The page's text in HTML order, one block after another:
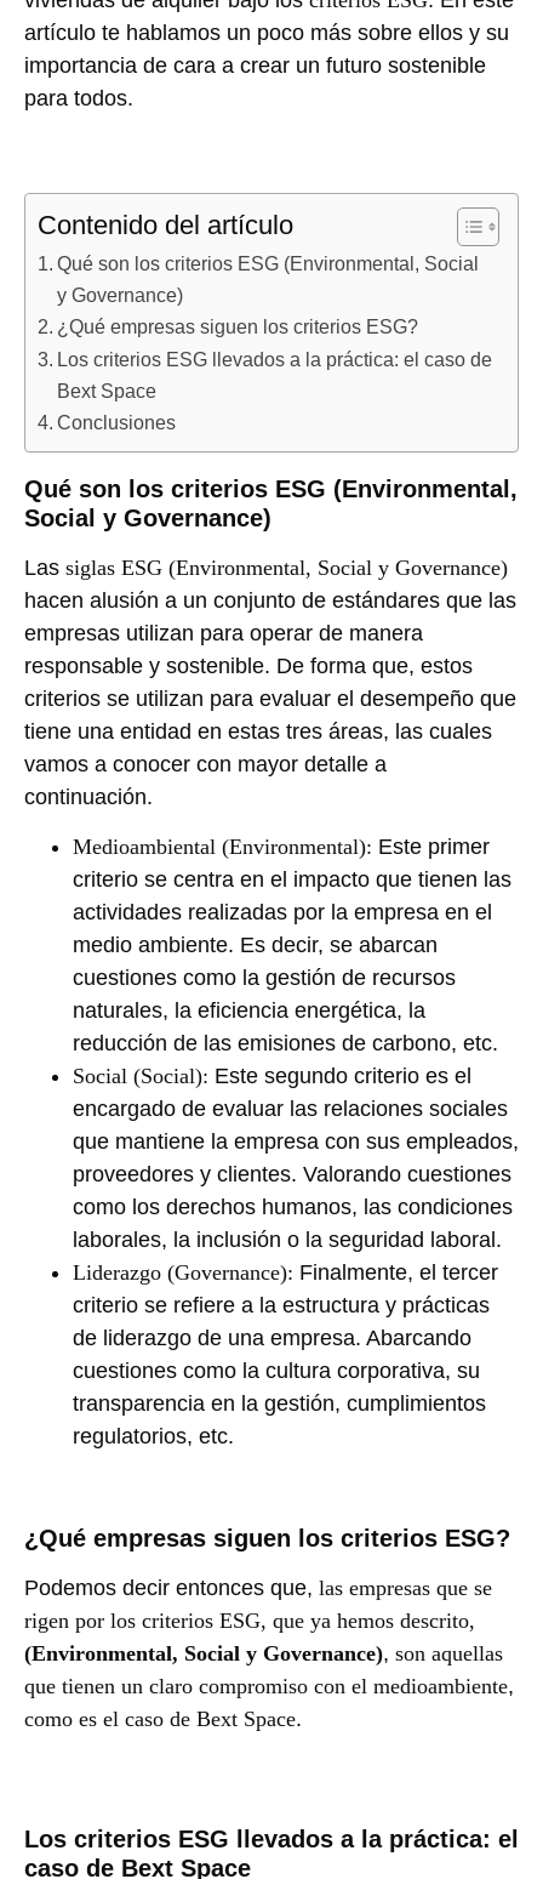
artículo te hablamos un poco más sobre ellos y su
importancia de cara a crear un futuro sostenible
para todos.
Contenido del artículo
Qué son los criterios ESG (Environmental, Social
y Governance)
¿Qué empresas siguen los criterios ESG?
Los criterios ESG llevados a la práctica: el caso de
Bext Space
Conclusiones
Qué son los criterios ESG (Environmental,
Social y Governance)
Las siglas ESG (Environmental, Social y Governance)
hacen alusión a un conjunto de estándares que las
empresas utilizan para operar de manera
responsable y sostenible. De forma que, estos
criterios se utilizan para evaluar el desempeño que
tiene una entidad en estas tres áreas, las cuales
vamos a conocer con mayor detalle a
continuación.
Medioambiental (Environmental): Este primer
criterio se centra en el impacto que tienen las
actividades realizadas por la empresa en el
medio ambiente. Es decir, se abarcan
cuestiones como la gestión de recursos
naturales, la eficiencia energética, la
reducción de las emisiones de carbono, etc.
Social (Social): Este segundo criterio es el
encargado de evaluar las relaciones sociales
que mantiene la empresa con sus empleados,
proveedores y clientes. Valorando cuestiones
como los derechos humanos, las condiciones
laborales, la inclusión o la seguridad laboral.
Liderazgo (Governance): Finalmente, el tercer
criterio se refiere a la estructura y prácticas
de liderazgo de una empresa. Abarcando
cuestiones como la cultura corporativa, su
transparencia en la gestión, cumplimientos
regulatorios, etc.
¿Qué empresas siguen los criterios ESG?
Podemos decir entonces que, las empresas que se
rigen por los criterios ESG, que ya hemos descrito,
(Environmental, Social y Governance), son aquellas
que tienen un claro compromiso con el medioambiente,
como es el caso de Bext Space.
Los criterios ESG llevados a la práctica: el
caso de Bext Space